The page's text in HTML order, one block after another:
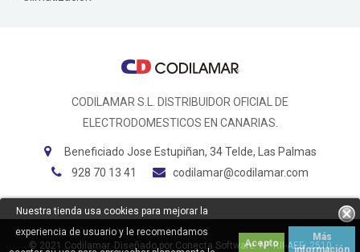
Nuestra tienda usa cookies para mejorar la
experiencia de usuario y le recomendamos
Acepto
Más
información
CODILAMAR S.L. DISTRIBUIDOR OFICIAL DE
ELECTRODOMESTICOS EN CANARIAS.
Beneficiado Jose Estupiñan, 34 Telde, Las Palmas
928 70 13 41
codilamar@codilamar.com
© 2021 Codilamar. Diseñado por Conecta Software.Nº RII-AEE: 2510